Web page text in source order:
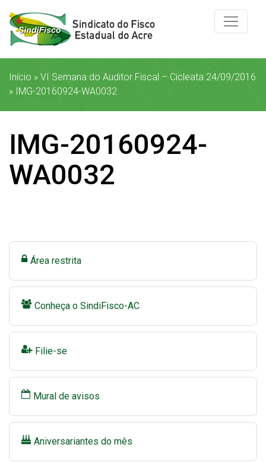
Início » VI Semana do Auditor Fiscal – Cicleata 24/09/2016
» IMG-20160924-WA0032
IMG-20160924-
WA0032
Área restrita
Conheça o SindiFisco-AC
Filie-se
Mural de avisos
Aniversariantes do mês